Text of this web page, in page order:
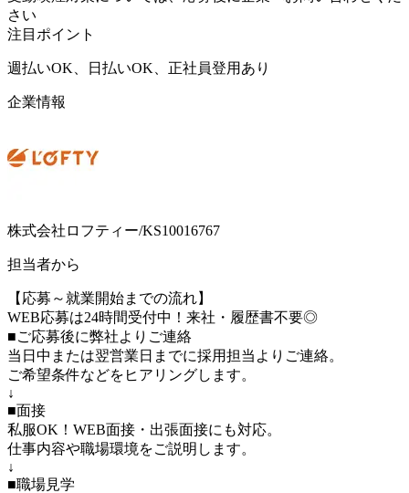
さい
注目ポイント
週払いOK、日払いOK、正社員登用あり
企業情報
株式会社ロフティー/KS10016767
担当者から
【応募～就業開始までの流れ】
WEB応募は24時間受付中！来社・履歴書不要◎
■ご応募後に弊社よりご連絡
当日中または翌営業日までに採用担当よりご連絡。
ご希望条件などをヒアリングします。
↓
■面接
私服OK！WEB面接・出張面接にも対応。
仕事内容や職場環境をご説明します。
↓
■職場見学